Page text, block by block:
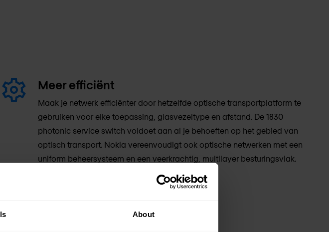
About
Meer efficiënt
Maak je netwerk efficiënter door hetzelfde optische transportplatform te
gebruiken voor elke toepassing, glasvezeltype en afstand. De 1830
photonic service switch voldoet aan al je behoeften op het gebied van
optisch transport. Nokia vereenvoudigt ook optische netwerken met een
uniform beheersysteem en een veerkrachtig, multilayer besturingsvlak.